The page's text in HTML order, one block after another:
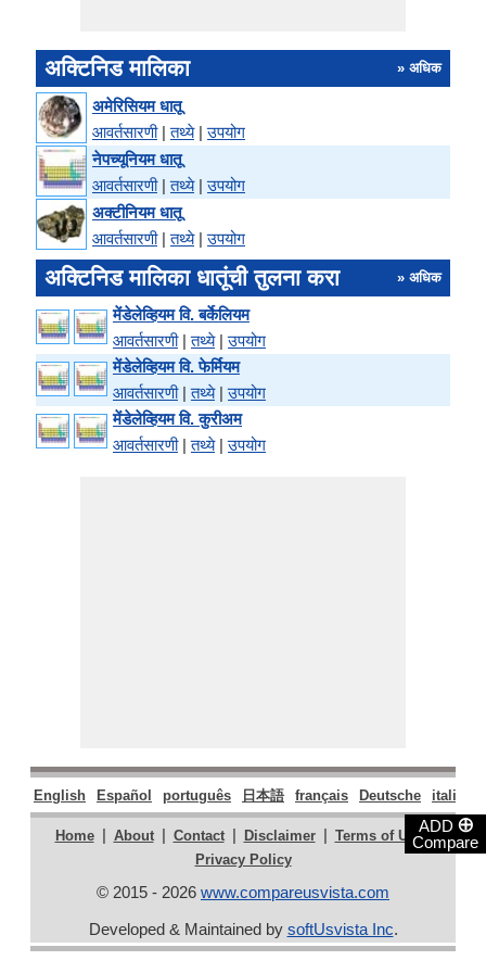
ADD ⊕
Compare
अक्टिनिड मालिका » अधिक
अमेरिसियम धातू
आवर्तसारणी|तथ्ये|उपयोग
नेपच्यूनियम धातू
आवर्तसारणी|तथ्ये|उपयोग
अक्‍टीनियम धातू
आवर्तसारणी|तथ्ये|उपयोग
अक्टिनिड मालिका धातूंची तुलना करा » अधिक
मेंडेलेव्हियम वि. बर्केलियम
आवर्तसारणी|तथ्ये|उपयोग
मेंडेलेव्हियम वि. फेर्मियम
आवर्तसारणी|तथ्ये|उपयोग
मेंडेलेव्हियम वि. कुरीअम
आवर्तसारणी|तथ्ये|उपयोग
English Español português 日本語 français Deutsche italiano
Home | About | Contact | Disclaimer | Terms of Use |
Privacy Policy
© 2015 - 2026 www.compareusvista.com
Developed & Maintained by softUsvista Inc.